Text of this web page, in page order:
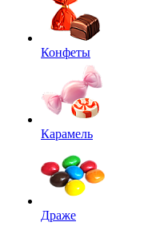
Конфеты
Карамель
Драже